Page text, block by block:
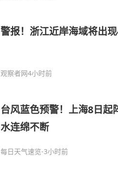
警报！浙江近岸海域将出
观察者网4小时前
台风蓝色预警！上海8日
水连绵不断
每日天气速览-3小时前